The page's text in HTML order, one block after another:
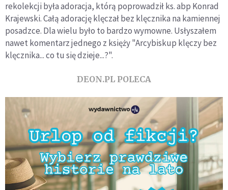
rekolekcji była adoracja, którą poprowadził ks. abp Konrad
Krajewski. Całą adorację klęczał bez klęcznika na kamiennej
posadzce. Dla wielu było to bardzo wymowne. Usłyszałem
nawet komentarz jednego z księży "Arcybiskup klęczy bez
klęcznika... co tu się dzieje...?".
DEON.PL POLECA